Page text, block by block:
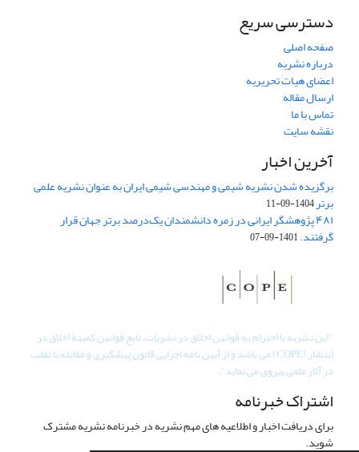
دسترسی سریع
صفحه اصلی
درباره نشریه
اعضای هیات تحریریه
ارسال مقاله
تماس با ما
نقشه سایت
آخرین اخبار
برگزیده شدن نشریه شیمی و مهندسی شیمی ایران به عنوان نشریه علمی
برتر1404-09-11
۴۸۱ پژوهشگر ایرانی در زمره دانشمندان یک‌درصد برتر جهان قرار
گرفتند.1401-09-07
"این نشریه با احترام به قوانین اخلاق در نشریات، تابع قوانین کمیتۀ اخلاق در
انتشار (COPE) می باشد و از آیین نامه اجرایی قانون پیشگیری و مقابله با تقلب
در آثار علمی پیروی می نماید".
اشتراک خبرنامه
برای دریافت اخبار و اطلاعیه های مهم نشریه در خبرنامه نشریه مشترک
شوید.